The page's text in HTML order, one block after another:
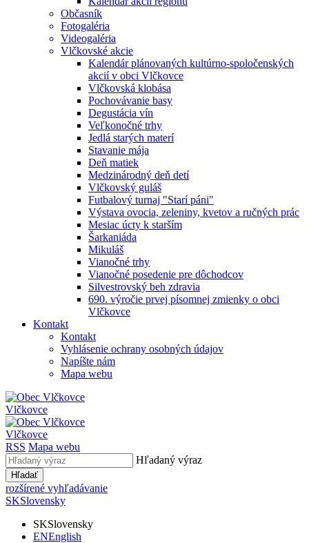
Občasník
Fotogaléria
Videogaléria
Vlčkovské akcie
Kalendár plánovaných kultúrno-spoločenských
akcií v obci Vlčkovce
Vlčkovská klobása
Pochovávanie basy
Degustácia vín
Veľkonočné trhy
Jedlá starých materí
Stavanie mája
Deň matiek
Medzinárodný deň detí
Vlčkovský guláš
Futbalový turnaj "Starí páni"
Výstava ovocia, zeleniny, kvetov a ručných prác
Mesiac úcty k starším
Šarkaniáda
Mikuláš
Vianočné trhy
Vianočné posedenie pre dôchodcov
Silvestrovský beh zdravia
690. výročie prvej písomnej zmienky o obci
Vlčkovce
Kontakt
Kontakt
Vyhlásenie ochrany osobných údajov
Napíšte nám
Mapa webu
Vlčkovce
Vlčkovce
RSS Mapa webu
Hľadaný výraz
Hľadať
rozšírené vyhľadávanie
SKSlovensky
SKSlovensky
ENEnglish